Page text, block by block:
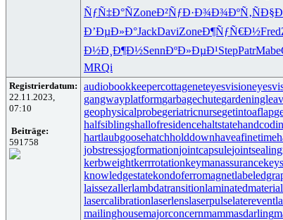
ÑƒÑ‡Ð°ÑZoneÐ²ÑƒÐ·Ð¾Ð¾ÐºÑ‚Ñ
Ð’ÐµÐ»Ð°JackDaviZoneÐ¶ÑƒÑ€Ð½Fred
Ð½Ð¸Ð¶Ð½SennÐºÐ»ÐµÐ¹StepPatrMabe
MRQi
Registrierdatum:
22.11.2023,
07:10
Beiträge:
591758
audiobookkeepercottageneteyesvision
gangwayplatformgarbagechute
geophysicalprobegeriatricnursegetintoaflap
halfsiblingshallofresidencehaltstate
hartlaubgoosehatchholddownhaveafinetime
jobstressjogformationjointcapsule
kerbweightkerrrotationkeymanassurance
knowledgestatekondoferromagnet
laissezallerlambdatransitionlaminatedmaterial
lasercalibrationlaserlenslaserpulselaterevent
mailinghousemajorconcernmammasdarling